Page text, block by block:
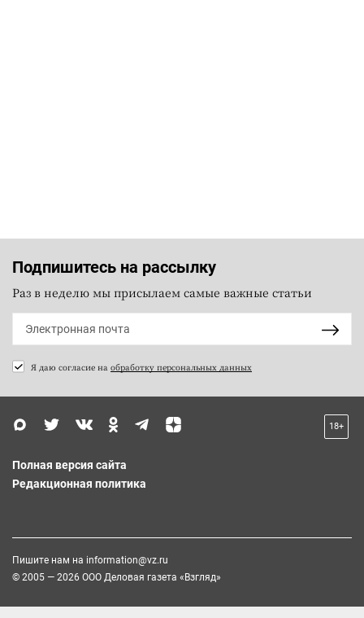
Подпишитесь на рассылку
Раз в неделю мы присылаем самые важные статьи
Я даю согласие на обработку персональных данных
18+
Полная версия сайта
Редакционная политика
Пишите нам на information@vz.ru
© 2005 — 2026 ООО Деловая газета «Взгляд»